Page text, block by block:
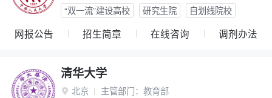
“双一流”建设高校
研究生院 自划线院校
网报公告 招生简章 在线咨询 调剂办法
清华大学
 北京 主管部门： 教育部